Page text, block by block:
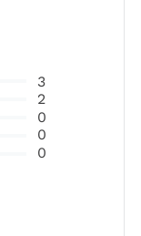
3
2
0
0
0